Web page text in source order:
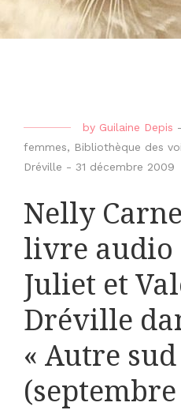
by Guilaine Depis -
femmes, Bibliothèque des
Dréville - 31 décembre 2009
Nelly
livre audio
Juliet et
Dréville
« Autre sud
(septembre